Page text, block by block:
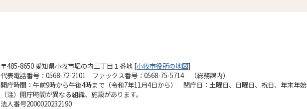
〒485-8650 愛知県小牧市堀の内三丁目１番地 [小牧市役所の地図]
代表電話番号：0568-72-2101 ファックス番号：0568-75-5714 （総務課内）
開庁時間：午前9時から午後4時まで（令和7年11月4日から） 閉庁日：土曜日、日曜日、祝日、年末年始
（注）開庁時間が異なる組織、施設があります。
法人番号2000020232190